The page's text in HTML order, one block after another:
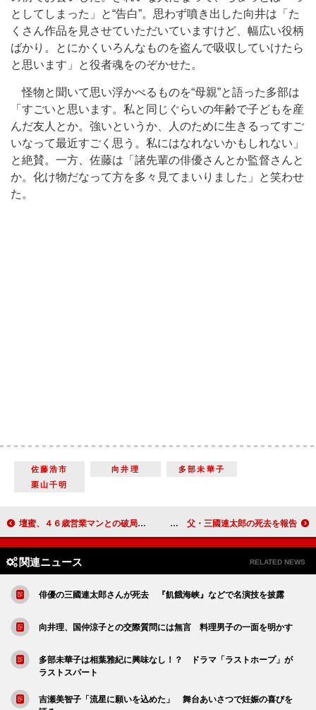
としてしまった」と“告白”。思わず噴き出した向井は「た
くさん作品を見させていただいていますけど、幅広い役柄
ばかり。とにかくいろんなものを盗んで吸収していけたら
と思います」と役者魂をのぞかせた。
怪物と聞いて思い浮かべるものを“母親”と語った多部は
「すごいと思います。私と同じぐらいの年齢で子どもを産
んだ友人とか。強いというか、人のために生きるってすご
いなって最近すごく思う。私にはなれないかもしれない」
と絶賛。一方、佐藤は「諸先輩の俳優さんとか監督さんと
か。化け物だなって方を多々見てまいりました」と笑わせ
た。
佐藤浩市 向井理
多部未華子
栗山千明
壇蜜、４６歳営業マンとの破局を告白 「最後はぎくしゃくして、けんかも」 佐藤浩市が緊急会見「りんとした顔に見えた」 父・三國連太郎の死去を報告
関連ニュース RELATED NEWS
俳優の三國連太郎さんが死去 『飢餓海峡』などで名演技を披露
向井理、国仲涼子との交際質問には無言 料理男子の一面を明かす
多部未華子は相葉雅紀に興味なし！？ ドラマ「ラストホープ」が
ラストスパート
吉瀬美智子「流星に願いを込めた」 舞台あいさつで妊娠の喜びを